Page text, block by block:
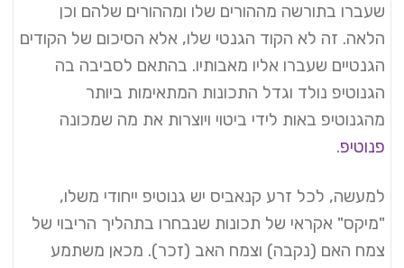
שעברו בתורשה מההורים שלו ומההורים שלהם וכן
הלאה. זה לא הקוד הגנטי שלו, אלא הסיכום של הקודים
הגנטיים שעברו אליו מאבותיו. בהתאם לסביבה בה
הגנוטיפ נולד וגדל התכונות המתאימות ביותר
מהגנוטיפ באות לידי ביטוי ויוצרות את מה שמכונה
פנוטיפ.
למעשה, לכל זרע קנאביס יש גנוטיפ ייחודי משלו,
"מיקס" אקראי של תכונות שנבחרו בתהליך הריבוי של
צמח האם (נקבה) וצמח האב (זכר). מכאן משתמע